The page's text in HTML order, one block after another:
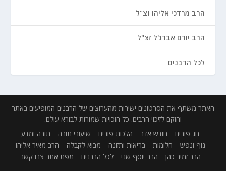
הרב מרדכי אליהו זצ"ל
הרב יורם אברג'ל זצ"ל
לכל הרבנים
האתר משתף את הסרטונים ישירות מהערוצים של הרבנים המופיעים באתר
והוקם לזיכוי הרבים. כל הזכויות שמורות לבורא עולם.
חג פורים
חודש אדר הלכות פורים שיעורי תורה
תורה ומדע
גוף ונפש
חלומות בריאות ותזונה מבוא לקבלה
הרב מאיר אליהו
הרב זמיר כהן
הרב יוסף שני לכל הרבנים מפת אתר צרו קשר